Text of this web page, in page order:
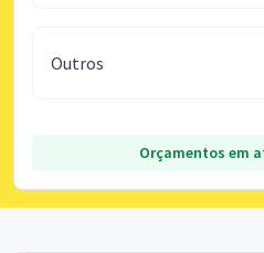
Outros
Orçamentos em